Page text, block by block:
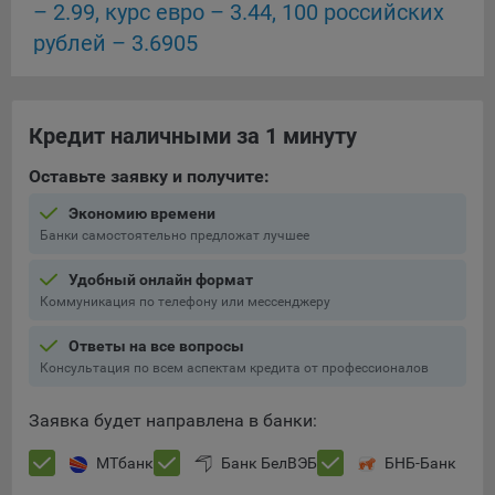
Подобные функции улучшают условия работы
пользователей с сайтом.
выборе пользователя на сайте и его предпочтениях и
позволяют Обществу «запомнить» информацию о
выбранном пользователем городе и других местных
настраивать сайт.
Яндекс.Метрика, Google Analytics. Данные файлы cookie
собирают информацию о том, как пользователь
улучшения.
сайта Общества посещаются чаще всего, помогают
сайта, а также позволяют оценить эффективность
– 2.99, курс евро – 3.44, 100 российских
рублей – 3.6905
Кредит наличными за 1 минуту
Оставьте заявку и получите:
Экономию времени
Банки самостоятельно предложат лучшее
Удобный онлайн формат
Коммуникация по телефону или мессенджеру
Ответы на все вопросы
Консультация по всем аспектам кредита от профессионалов
Заявка будет направлена в банки:
МТбанк Банк БелВЭБ БНБ-Банк